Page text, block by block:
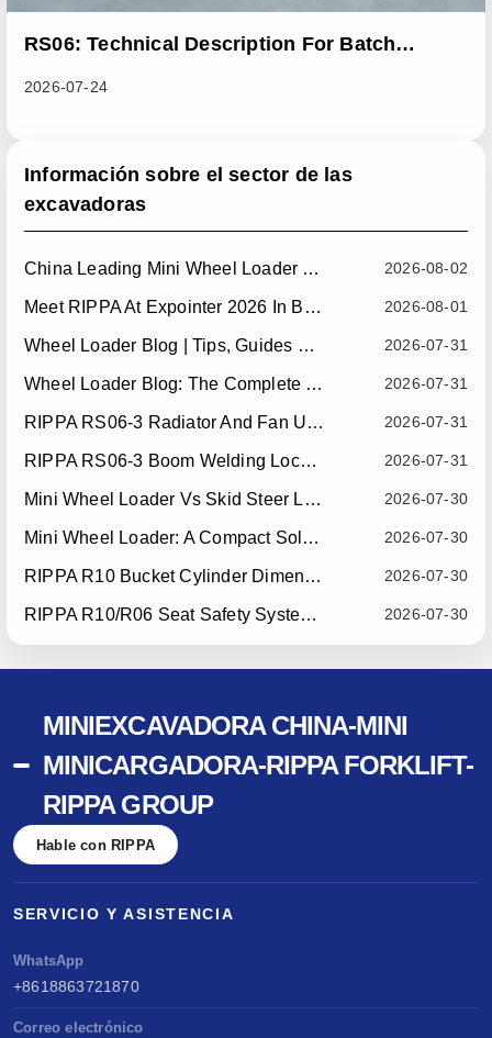
RS06: Technical Description For Batch
2026-07-24
Información sobre el sector de las
excavadoras
2026-08-02
China Leading Mini Wheel Loader Supplier: Reliable Compact Wheel Loaders For Global Markets
2026-08-01
Meet RIPPA At Expointer 2026 In Brazil
2026-07-31
Wheel Loader Blog | Tips, Guides & Attachments
2026-07-31
Wheel Loader Blog: The Complete Guide To Wheel Loaders For Construction, Agriculture, And Material Handling
2026-07-31
RIPPA RS06-3 Radiator And Fan Upgrade — Effective July 10, 2026
2026-07-31
RIPPA RS06-3 Boom Welding Locating Bar Optimization — Effective July 15, 2026
2026-07-30
Mini Wheel Loader Vs Skid Steer Loader: Which Compact Machine Is Better For Your Business?
2026-07-30
Mini Wheel Loader: A Compact Solution For Efficient Material Handling
2026-07-30
RIPPA R10 Bucket Cylinder Dimension Optimization — Effective July 15, 2026
2026-07-30
RIPPA R10/R06 Seat Safety System Upgrade — Effective July 22, 2026
MINIEXCAVADORA CHINA-MINI
MINICARGADORA-RIPPA FORKLIFT-
RIPPA GROUP
Hable con RIPPA
SERVICIO Y ASISTENCIA
WhatsApp
+8618863721870
Correo electrónico